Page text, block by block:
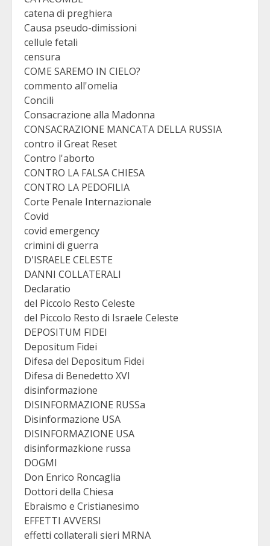
catena di preghiera
Causa pseudo-dimissioni
cellule fetali
censura
COME SAREMO IN CIELO?
commento all'omelia
Concili
Consacrazione alla Madonna
CONSACRAZIONE MANCATA DELLA RUSSIA
contro il Great Reset
Contro l'aborto
CONTRO LA FALSA CHIESA
CONTRO LA PEDOFILIA
Corte Penale Internazionale
Covid
covid emergency
crimini di guerra
D'ISRAELE CELESTE
DANNI COLLATERALI
Declaratio
del Piccolo Resto Celeste
del Piccolo Resto di Israele Celeste
DEPOSITUM FIDEI
Depositum Fidei
Difesa del Depositum Fidei
Difesa di Benedetto XVI
disinformazione
DISINFORMAZIONE RUSSa
Disinformazione USA
DISINFORMAZIONE USA
disinformazkione russa
DOGMI
Don Enrico Roncaglia
Dottori della Chiesa
Ebraismo e Cristianesimo
EFFETTI AVVERSI
effetti collaterali sieri MRNA